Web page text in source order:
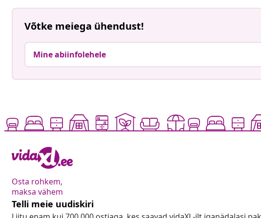
Võtke meiega ühendust!
Mine abiinfolehele
Osta rohkem,
maksa vähem
Telli meie uudiskiri